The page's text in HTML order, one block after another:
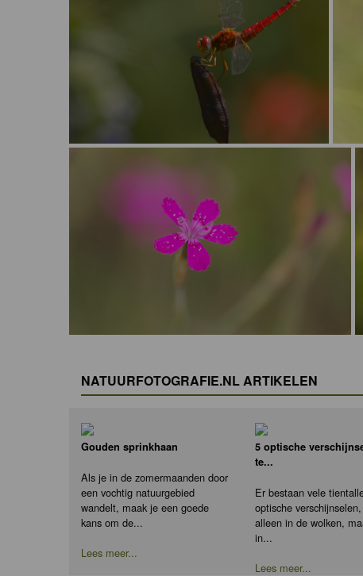
NATUURFOTOGRAFIE.NL ARTIKELEN
Gouden sprinkhaan
Als je in de zomermaanden door
een vochtig natuurgebied
wandelt, maak je een goede
kans om de...
Lees meer...
5 optische
te...
Er bestaan vele
optische
alleen in de wolken,
in...
Lees meer...